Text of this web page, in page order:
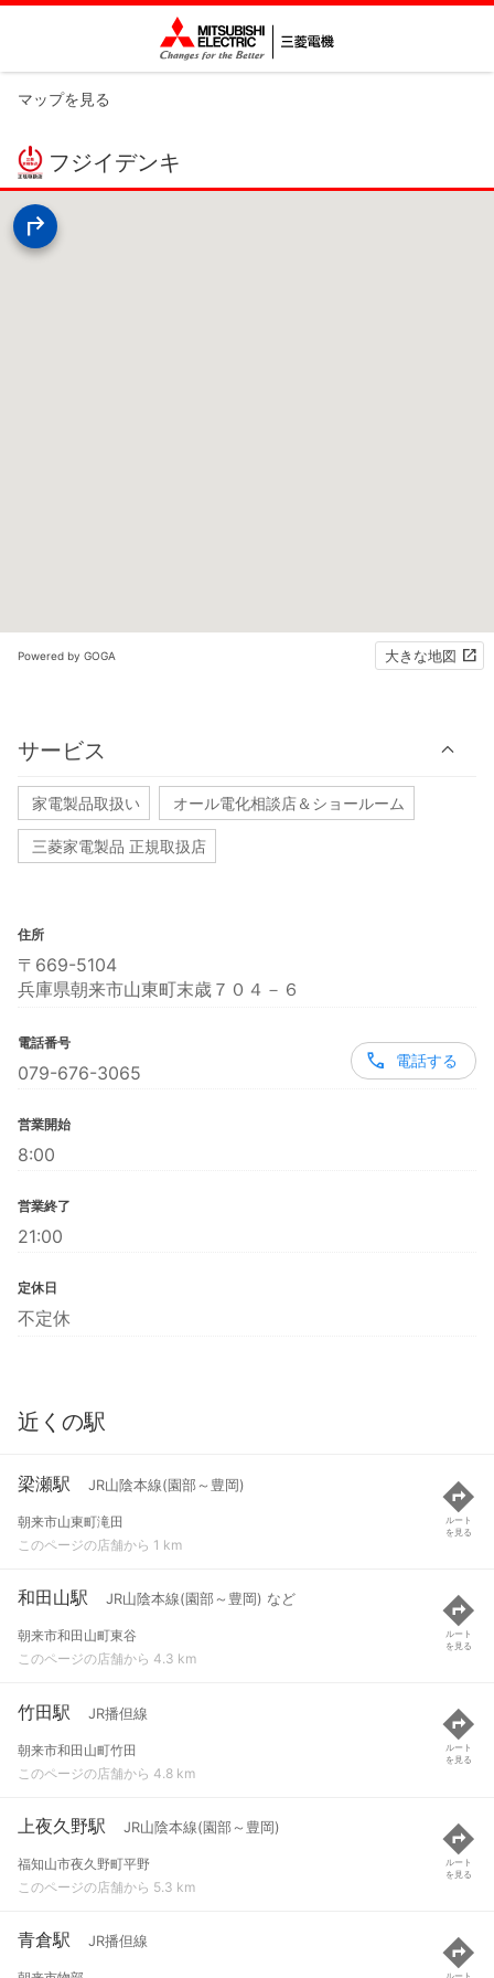
マップを見る
フジイデンキ
Powered by GOGA 大きな地図
サービス
家電製品取扱い オール電化相談店＆ショールーム
三菱家電製品 正規取扱店
住所
〒669-5104
兵庫県朝来市山東町末歳７０４－６
電話番号
079-676-3065
電話する
営業開始
8:00
営業終了
21:00
定休日
不定休
近くの駅
梁瀬駅 JR山陰本線(園部～豊岡)
朝来市山東町滝田
このページの店舗から 1 km
ルート
を見る
和田山駅 JR山陰本線(園部～豊岡) など
朝来市和田山町東谷
このページの店舗から 4.3 km
ルート
を見る
竹田駅 JR播但線
朝来市和田山町竹田
このページの店舗から 4.8 km
ルート
を見る
上夜久野駅 JR山陰本線(園部～豊岡)
福知山市夜久野町平野
このページの店舗から 5.3 km
ルート
を見る
青倉駅 JR播但線